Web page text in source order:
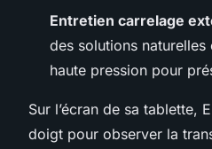
Entretien carrelage
des solutions
haute pression pour
Sur l’écran de sa tablette,
doigt pour observer la